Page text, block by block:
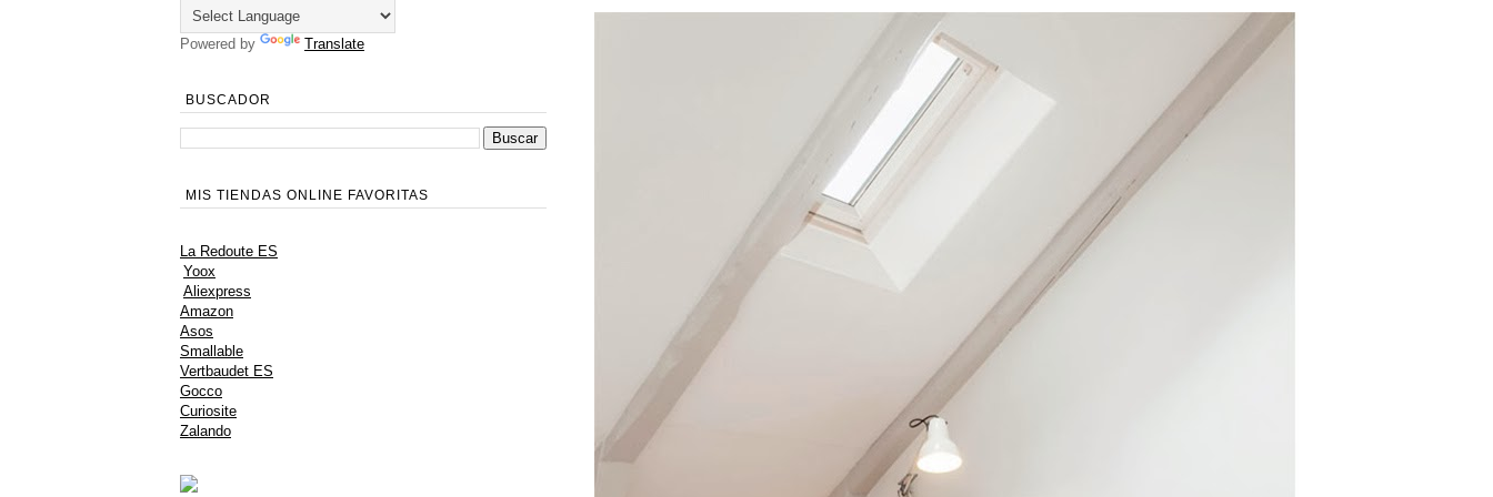
Powered by Translate
BUSCADOR
MIS TIENDAS ONLINE FAVORITAS
La Redoute ES
Yoox
Aliexpress
Amazon
Asos
Smallable
Vertbaudet ES
Gocco
Curiosite
Zalando